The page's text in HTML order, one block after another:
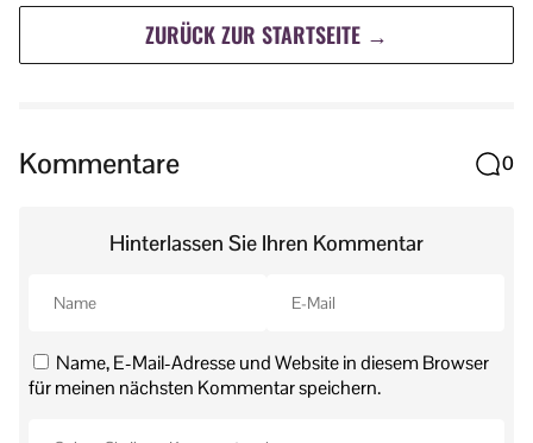
ZURÜCK ZUR STARTSEITE →
Kommentare 0
Hinterlassen Sie Ihren Kommentar
Name, E-Mail-Adresse und Website in diesem Browser
für meinen nächsten Kommentar speichern.